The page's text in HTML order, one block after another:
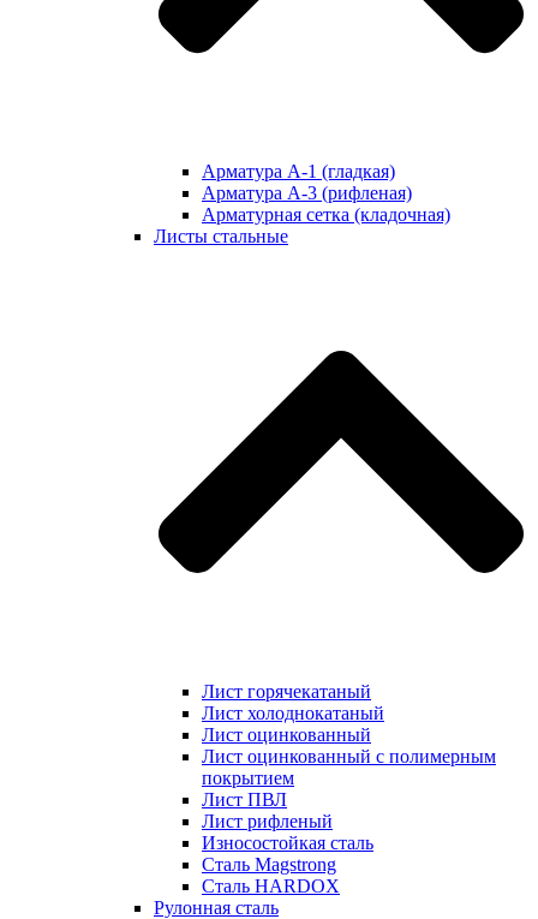
Арматура А-1 (гладкая)
Арматура А-3 (рифленая)
Арматурная сетка (кладочная)
Листы стальные
Лист горячекатаный
Лист холоднокатаный
Лист оцинкованный
Лист оцинкованный с полимерным
покрытием
Лист ПВЛ
Лист рифленый
Износостойкая сталь
Сталь Magstrong
Сталь HARDOX
Рулонная сталь